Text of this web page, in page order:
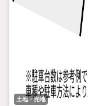
土地・売地